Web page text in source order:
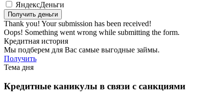
ЯндексДеньги
Thank you! Your submission has been received!
Oops! Something went wrong while submitting the form.
Кредитная история
Мы подберем для Вас самые выгодные займы.
Получить
Тема дня
Кредитные каникулы в связи с санкциями